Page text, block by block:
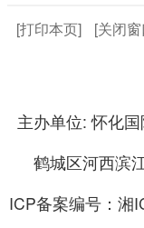
[打印本页] [关闭
主办单位: 怀化
鹤城区河西滨
ICP备案编号：湘